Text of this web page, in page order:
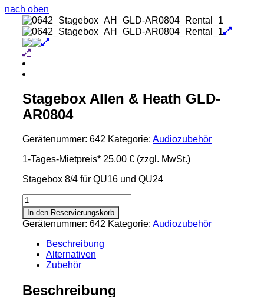
nach oben
Stagebox Allen & Heath GLD-
AR0804
Gerätenummer: 642 Kategorie: Audiozubehör
1-Tages-Mietpreis* 25,00 € (zzgl. MwSt.)
Stagebox 8/4 für QU16 und QU24
Stagebox
Allen
&
Heath
GLD-
AR0804
Menge
In den Reservierungskorb
Gerätenummer: 642 Kategorie: Audiozubehör
Beschreibung
Alternativen
Zubehör
Beschreibung